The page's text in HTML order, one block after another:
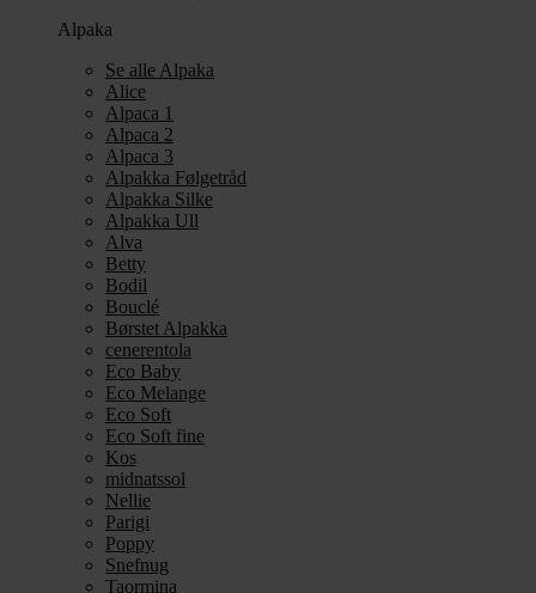
Alpaka
Se alle Alpaka
Alice
Alpaca 1
Alpaca 2
Alpaca 3
Alpakka Følgetråd
Alpakka Silke
Alpakka Ull
Alva
Betty
Bodil
Bouclé
Børstet Alpakka
cenerentola
Eco Baby
Eco Melange
Eco Soft
Eco Soft fine
Kos
midnatssol
Nellie
Parigi
Poppy
Snefnug
Taormina